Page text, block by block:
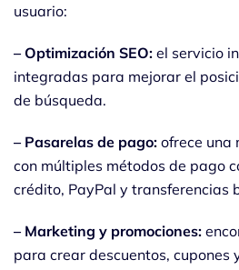
usuario:
– Optimización SEO: el servicio
integradas para mejorar el
de búsqueda.
– Pasarelas de pago: ofrece una
con múltiples métodos de pago
crédito, PayPal y transferencias
– Marketing y promociones:
para crear descuentos, cupones